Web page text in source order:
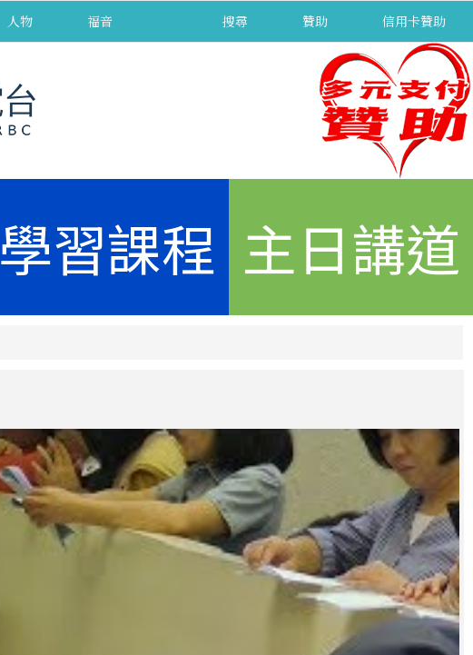
人物 福音 搜尋 贊助 信用卡贊助
學習課程 主日講道